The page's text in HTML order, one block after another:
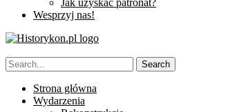
Jak uzyskać patronat?
Wesprzyj nas!
Strona główna
Wydarzenia